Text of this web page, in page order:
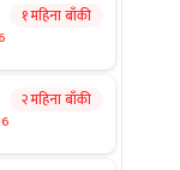
१ महिना बाँकी
२ महिना बाँकी